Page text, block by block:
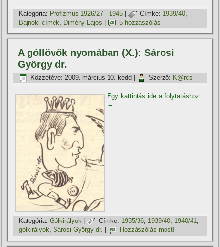
Kategória: Profizmus 1926/27 - 1945 | Címke: 1939/40,
Bajnoki cí­mek, Dimény Lajos 5 hozzászólás
A góllövők nyomában (X.): Sárosi
György dr.
Közzétéve: 2009. március 10. kedd Szerző: K@rcsi
Egy kattintás ide a folytatáshoz....
→
Kategória: Gólkirályok | Címke: 1935/36, 1939/40, 1940/41,
gólkirályok,Sárosi György dr. Hozzászólás most!